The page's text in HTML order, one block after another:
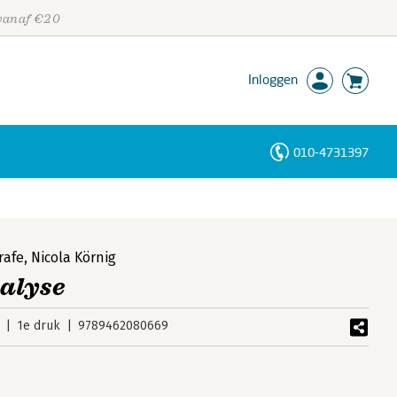
€20
Inloggen
010-4731397
, Nicola Körnig
1e druk 9789462080669
Personen